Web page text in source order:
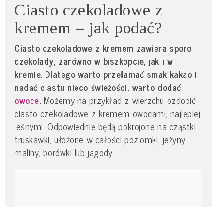
Ciasto czekoladowe z
kremem – jak podać?
Ciasto czekoladowe z kremem zawiera sporo
czekolady, zarówno w biszkopcie, jak i w
kremie. Dlatego warto przełamać smak kakao i
nadać ciastu nieco świeżości, warto dodać
owoce. Możemy na przykład z wierzchu ozdobić
ciasto czekoladowe z kremem owocami, najlepiej
leśnymi. Odpowiednie będą pokrojone na cząstki
truskawki, ułożone w całości poziomki, jeżyny,
maliny, borówki lub jagody.